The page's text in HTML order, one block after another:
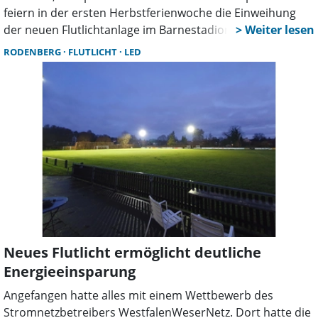
feiern in der ersten Herbstferienwoche die Einweihung
der neuen Flutlichtanlage im Barnestadion. Das Projekt
verbessert in der dunklen Jahreszeit die
Trainingsbedingungen vor allem in den Abendstunden
erheblich.
RODENBERG FLUTLICHT LED
Neues Flutlicht ermöglicht deutliche
Energieeinsparung
Angefangen hatte alles mit einem Wettbewerb des
Stromnetzbetreibers WestfalenWeserNetz. Dort hatte die